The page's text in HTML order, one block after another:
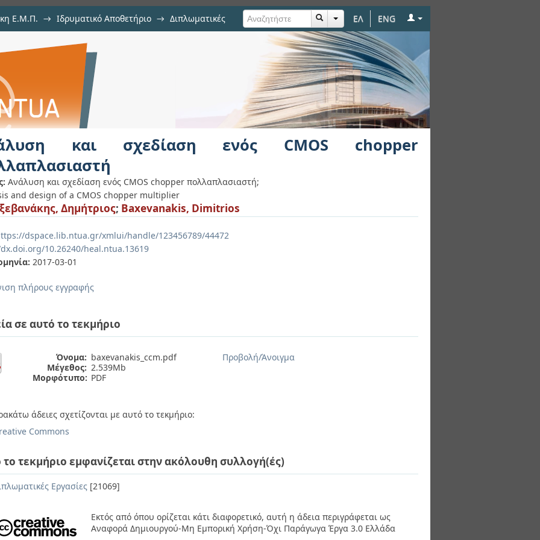
ΕΛ ENG
Ε.Μ.Π. → Ιδρυματικό Αποθετήριο → Διπλωματικές
ενός CMOS chopper πολλαπλασιαστή
και σχεδίαση ενός CMOS chopper
Ανάλυση και σχεδίαση ενός CMOS chopper πολλαπλασιαστή;
and design of a CMOS chopper multiplier
Δημήτριος; Baxevanakis, Dimitrios
dspace.lib.ntua.gr/xmlui/handle/123456789/44472
10.26240/heal.ntua.13619
2017-03-01
πλήρους εγγραφής
σε αυτό το τεκμήριο
Όνομα: baxevanakis_ccm.pdf
Μέγεθος: 2.539Mb
Μορφότυπο: PDF
Προβολή/Άνοιγμα
άδειες σχετίζονται με αυτό το τεκμήριο:
Commons
το τεκμήριο εμφανίζεται στην ακόλουθη συλλογή(ές)
Εργασίες [21069]
Εκτός από όπου ορίζεται κάτι διαφορετικό, αυτή η άδεια περιγράφεται ως
Αναφορά Δημιουργού-Μη Εμπορική Χρήση-Όχι Παράγωγα Έργα 3.0 Ελλάδα